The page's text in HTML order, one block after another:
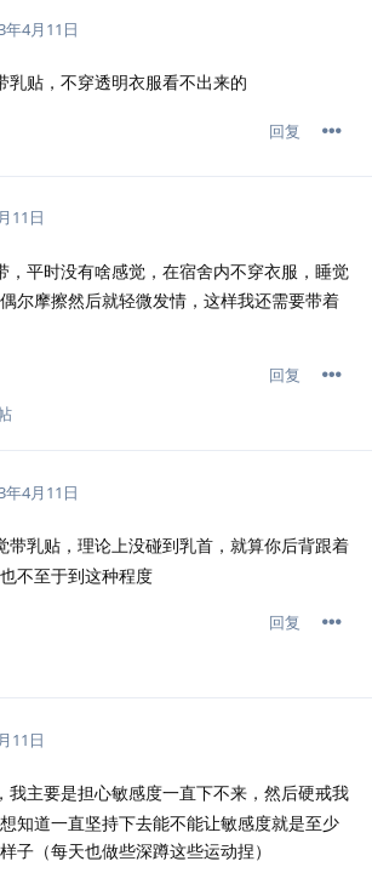
年4月11日
乳贴，不穿透明衣服看不出来的
回复
11日
，平时没有啥感觉，在宿舍内不穿衣服，睡觉
尔摩擦然后就轻微发情，这样我还需要带着
回复
年4月11日
带乳贴，理论上没碰到乳首，就算你后背跟着
不至于到这种程度
回复
11日
我主要是担心敏感度一直下不来，然后硬戒我
知道一直坚持下去能不能让敏感度就是至少
子（每天也做些深蹲这些运动捏）